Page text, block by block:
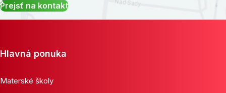
Prejsť na kontakt
Hlavná ponuka
Materské školy